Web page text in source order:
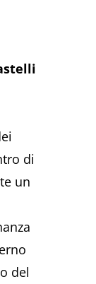
di
un
del